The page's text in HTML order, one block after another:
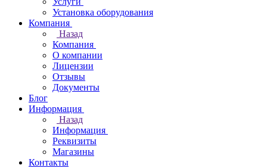
Установка оборудования
Компания
Назад
Компания
О компании
Лицензии
Отзывы
Документы
Блог
Информация
Назад
Информация
Реквизиты
Магазины
Контакты